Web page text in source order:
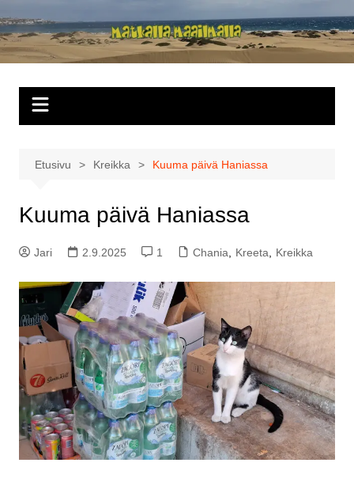
sisältöön
Matkalla
maailmalla
Etusivu Kreikka Kuuma päivä Haniassa
Kuuma päivä Haniassa
Jari 2.9.2025 1 Chania Kreeta Kreikka